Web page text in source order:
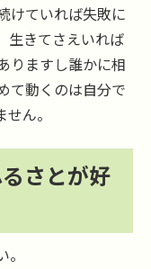
けていれば失敗に
生きてさえいれば
りますし誰かに相
て動くのは自分で
ん。
さとが好